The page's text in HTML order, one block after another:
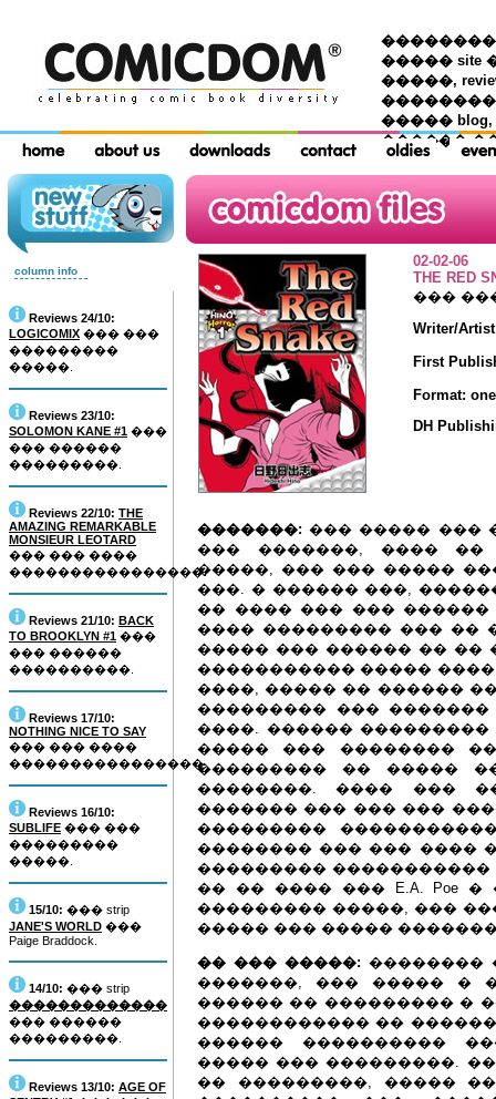
���������
����� site
�����,
����� blog,
������
column info
Reviews 24/10:
LOGICOMIX ��� ���
���������
�����.
Reviews 23/10:
SOLOMON KANE #1 ���
��� ������
���������.
Reviews 22/10: THE
AMAZING REMARKABLE
MONSIEUR LEOTARD
��� ��� ����
����������������.
Reviews 21/10: BACK
TO BROOKLYN #1 ���
��� ������
����������.
Reviews 17/10:
NOTHING NICE TO SAY
��� ��� ����
����������������.
Reviews 16/10:
SUBLIFE ��� ���
���������
�����.
15/10: ��� strip
JANE'S WORLD ���
Paige Braddock.
14/10: ��� strip
�������������
��� ������
���������.
Reviews 13/10: AGE OF
02-02-06
THE RED
���
Writer/
First
Format:
DH
�������: ��� ����� ���
��� �������, ���� ��
�����, ��� ��� �����
���. � ������ ���,
�� ���� ��� ��� ������
���� ��������� ��� ��
����� ��� ������ �� ��
����������� �����
����, ����� �� ������
��������� ���
����. ������
����� ��� ��������
��������� �� �����
��������. ���� ���
������� ��� ��� ���
���������
�������� ��� ��� ����
���������
�� �� ���� ��� E.A. Poe
��������� �����, ���
����� ��� �����
�� ��� �����: ��������
�������, ��� ����� �
������ �� ��������� �
������������ ��
������ ����������
����� ��� ���������. ��
�� ���������, �����